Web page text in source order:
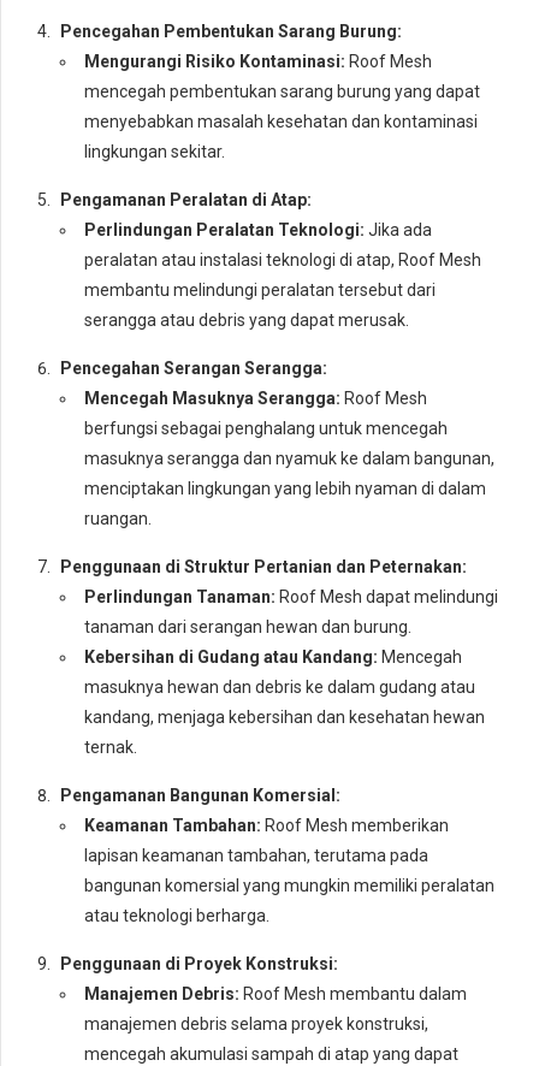
Pencegahan Pembentukan Sarang Burung:
Mengurangi Risiko Kontaminasi: Roof Mesh
mencegah pembentukan sarang burung yang dapat
menyebabkan masalah kesehatan dan kontaminasi
lingkungan sekitar.
Pengamanan Peralatan di Atap:
Perlindungan Peralatan Teknologi: Jika ada
peralatan atau instalasi teknologi di atap, Roof Mesh
membantu melindungi peralatan tersebut dari
serangga atau debris yang dapat merusak.
Pencegahan Serangan Serangga:
Mencegah Masuknya Serangga: Roof Mesh
berfungsi sebagai penghalang untuk mencegah
masuknya serangga dan nyamuk ke dalam bangunan,
menciptakan lingkungan yang lebih nyaman di dalam
ruangan.
Penggunaan di Struktur Pertanian dan Peternakan:
Perlindungan Tanaman: Roof Mesh dapat melindungi
tanaman dari serangan hewan dan burung.
Kebersihan di Gudang atau Kandang: Mencegah
masuknya hewan dan debris ke dalam gudang atau
kandang, menjaga kebersihan dan kesehatan hewan
ternak.
Pengamanan Bangunan Komersial:
Keamanan Tambahan: Roof Mesh memberikan
lapisan keamanan tambahan, terutama pada
bangunan komersial yang mungkin memiliki peralatan
atau teknologi berharga.
Penggunaan di Proyek Konstruksi:
Manajemen Debris: Roof Mesh membantu dalam
manajemen debris selama proyek konstruksi,
mencegah akumulasi sampah di atap yang dapat